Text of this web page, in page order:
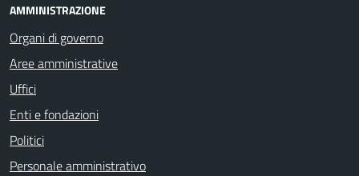
AMMINISTRAZIONE
Organi di governo
Aree amministrative
Uffici
Enti e fondazioni
Politici
Personale amministrativo